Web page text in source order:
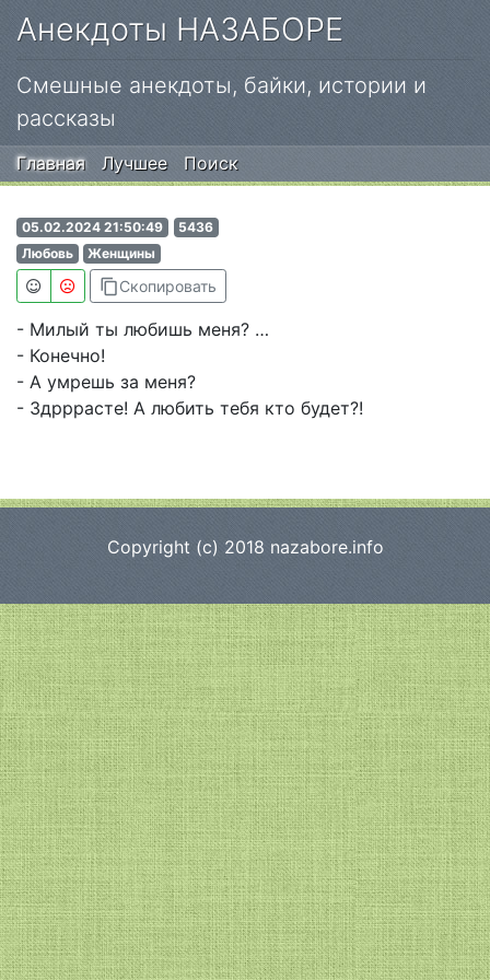
Анекдоты НАЗАБОРЕ
Смешные анекдоты, байки, истории и
рассказы
Главная Лучшее Поиск
05.02.2024 21:50:49
5436
Любовь
Женщины
content_copyСкопировать
- Милый ты любишь меня? …
- Конечно!
- А умрешь за меня?
- Здрррасте! А любить тебя кто будет?!
Copyright (c) 2018 nazabore.info